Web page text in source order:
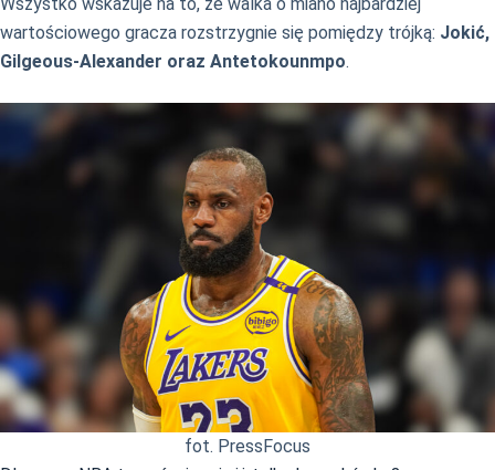
wartościowego gracza rozstrzygnie się pomiędzy trójką: Jokić,
Gilgeous-Alexander oraz Antetokounmpo.
fot. PressFocus